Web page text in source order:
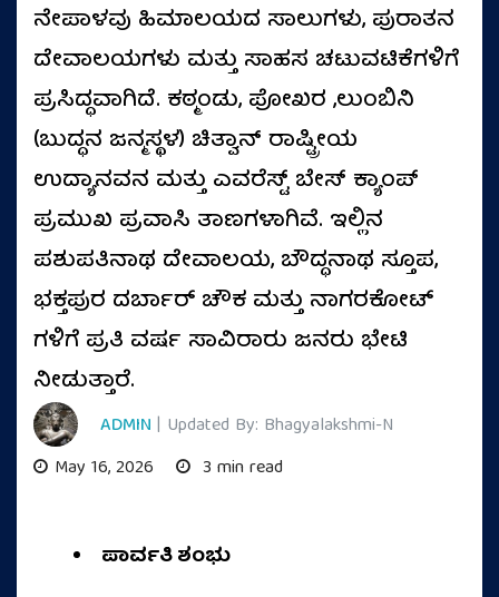
ನೇಪಾಳವು ಹಿಮಾಲಯದ ಸಾಲುಗಳು, ಪುರಾತನ
ದೇವಾಲಯಗಳು ಮತ್ತು ಸಾಹಸ ಚಟುವಟಿಕೆಗಳಿಗೆ
ಪ್ರಸಿದ್ಧವಾಗಿದೆ. ಕಠ್ಮಂಡು, ಪೋಖರ ,ಲುಂಬಿನಿ
(ಬುದ್ಧನ ಜನ್ಮಸ್ಥಳ) ಚಿತ್ವಾನ್ ರಾಷ್ಟ್ರೀಯ
ಉದ್ಯಾನವನ ಮತ್ತು ಎವರೆಸ್ಟ್ ಬೇಸ್ ಕ್ಯಾಂಪ್
ಪ್ರಮುಖ ಪ್ರವಾಸಿ ತಾಣಗಳಾಗಿವೆ. ಇಲ್ಲಿನ
ಪಶುಪತಿನಾಥ ದೇವಾಲಯ, ಬೌದ್ಧನಾಥ ಸ್ತೂಪ,
ಭಕ್ತಪುರ ದರ್ಬಾರ್ ಚೌಕ ಮತ್ತು ನಾಗರಕೋಟ್
ಗಳಿಗೆ ಪ್ರತಿ ವರ್ಷ ಸಾವಿರಾರು ಜನರು ಭೇಟಿ
ನೀಡುತ್ತಾರೆ.
ADMIN | Updated By: Bhagyalakshmi-N
May 16, 2026
3 min read
ಪಾರ್ವತಿ ಶಂಭು